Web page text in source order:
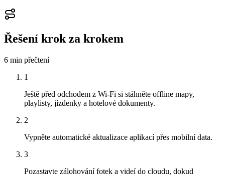
Řešení krok za krokem
6 min přečtení
1
Ještě před odchodem z Wi‑Fi si stáhněte offline mapy,
playlisty, jízdenky a hotelové dokumenty.
2
Vypněte automatické aktualizace aplikací přes mobilní data.
3
Pozastavte zálohování fotek a videí do cloudu, dokud